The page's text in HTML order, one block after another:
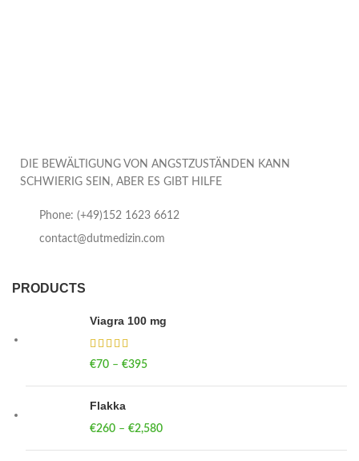
DIE BEWÄLTIGUNG VON ANGSTZUSTÄNDEN KANN
SCHWIERIG SEIN, ABER ES GIBT HILFE
Phone: (+49)152 1623 6612
contact@dutmedizin.com
PRODUCTS
Viagra 100 mg
€70 – €395
Flakka
€260 – €2,580